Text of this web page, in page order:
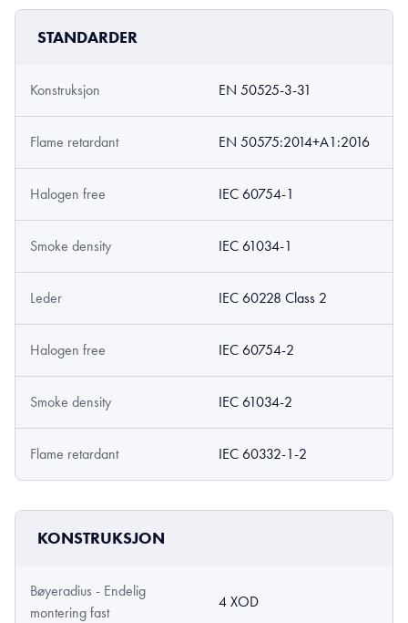
STANDARDER
Konstruksjon EN 50525-3-31
Flame retardant EN 50575:2014+A1:2016
Halogen free IEC 60754-1
Smoke density IEC 61034-1
Leder IEC 60228 Class 2
Halogen free IEC 60754-2
Smoke density IEC 61034-2
Flame retardant IEC 60332-1-2
KONSTRUKSJON
Bøyeradius - Endelig
montering fast
4 XOD